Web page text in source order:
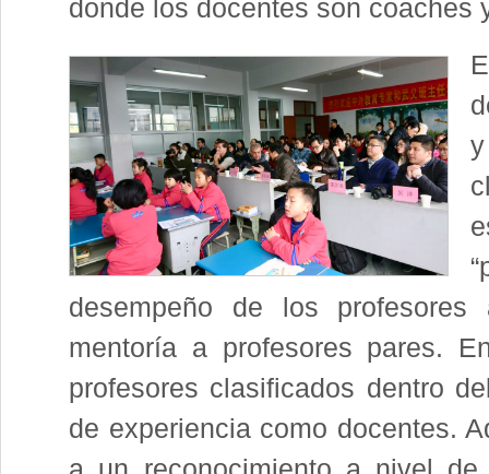
donde los docentes son coaches
desempeño de los
mentoría a profesores pares.
profesores clasificados dentro
de experiencia como docentes.